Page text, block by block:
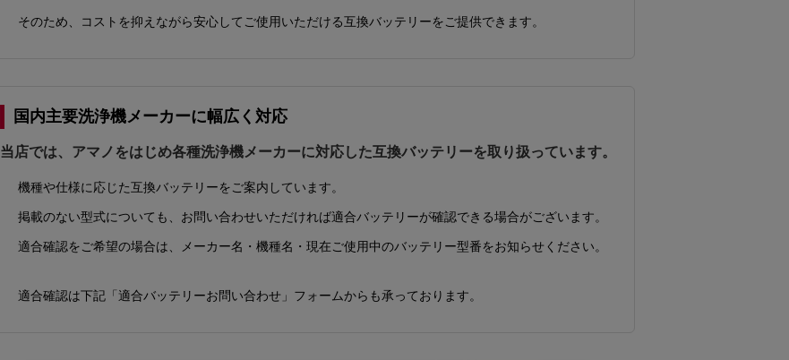
そのため、コストを抑えながら安心してご使用いただける互換バッテリーをご提供できます。
国内主要洗浄機メーカーに幅広く対応
当店では、アマノをはじめ各種洗浄機メーカーに対応した互換バッテリーを取り扱っています。
機種や仕様に応じた互換バッテリーをご案内しています。
掲載のない型式についても、お問い合わせいただければ適合バッテリーが確認できる場合がございます。
適合確認をご希望の場合は、メーカー名・機種名・現在ご使用中のバッテリー型番をお知らせください。
適合確認は下記「適合バッテリーお問い合わせ」フォームからも承っております。